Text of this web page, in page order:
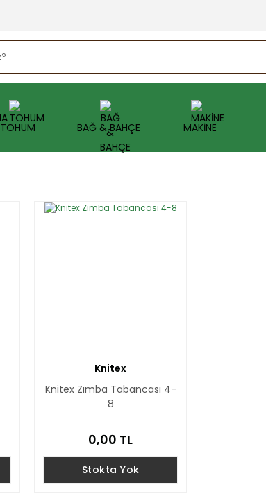
TOHUM BAĞ & BAHÇE MAKİNE
Knitex
Knitex Zımba Tabancası 4-
8
0,00 TL
Stokta Yok